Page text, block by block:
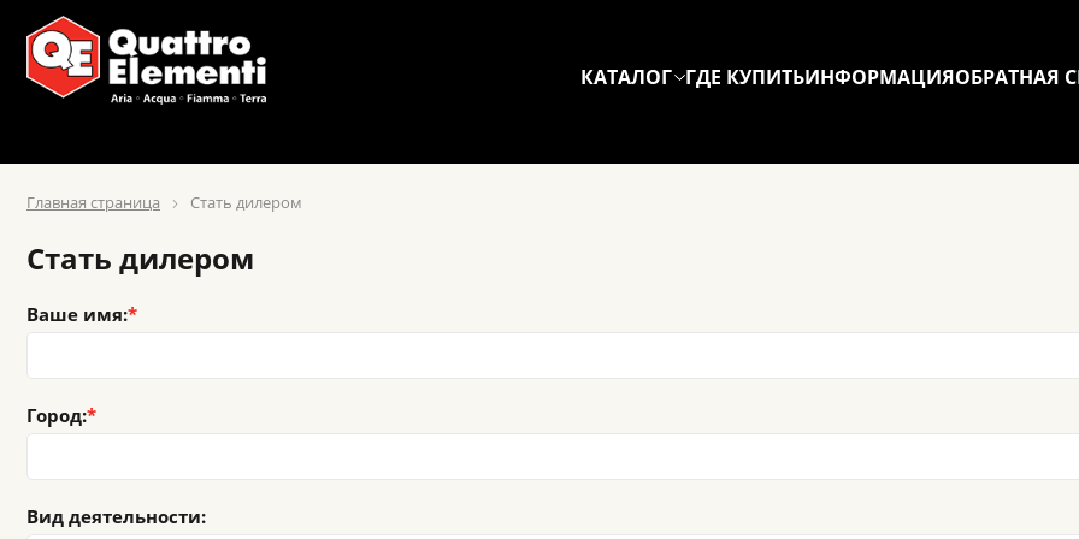
КАТАЛОГ ГДЕ КУПИТЬИНФОРМАЦИЯОБРАТНАЯ
Главная страница Стать дилером
Стать дилером
Ваше имя:
Город:
Вид деятельности: